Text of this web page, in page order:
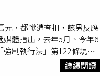
定要買房」，如今房子買
渡者一樣生活。」如今他
讓羅素更加氣憤，認為銀
時，還被多扣了6千英鎊
可能要工作好幾年，才能
元，都慘遭查扣，該男反應
體指出，去年5月、今年6
制執行法」第122條規
肺炎襲台以來，去年5月
繼續閱讀